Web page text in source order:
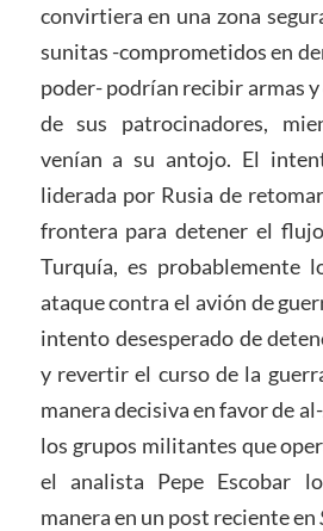
convirtiera en una zona
sunitas -comprometidos en
poder- podrían recibir armas
de sus patrocinadores,
venían a su antojo. El
liderada por Rusia de
frontera para detener el
Turquía, es probablemente
ataque contra el avión de
intento desesperado de
y revertir el curso de la
manera decisiva en favor de
los grupos militantes que
el analista Pepe Escobar
manera en un post reciente en